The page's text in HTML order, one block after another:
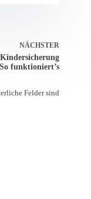
NÄCHSTER
funktioniert’s
Felder sind